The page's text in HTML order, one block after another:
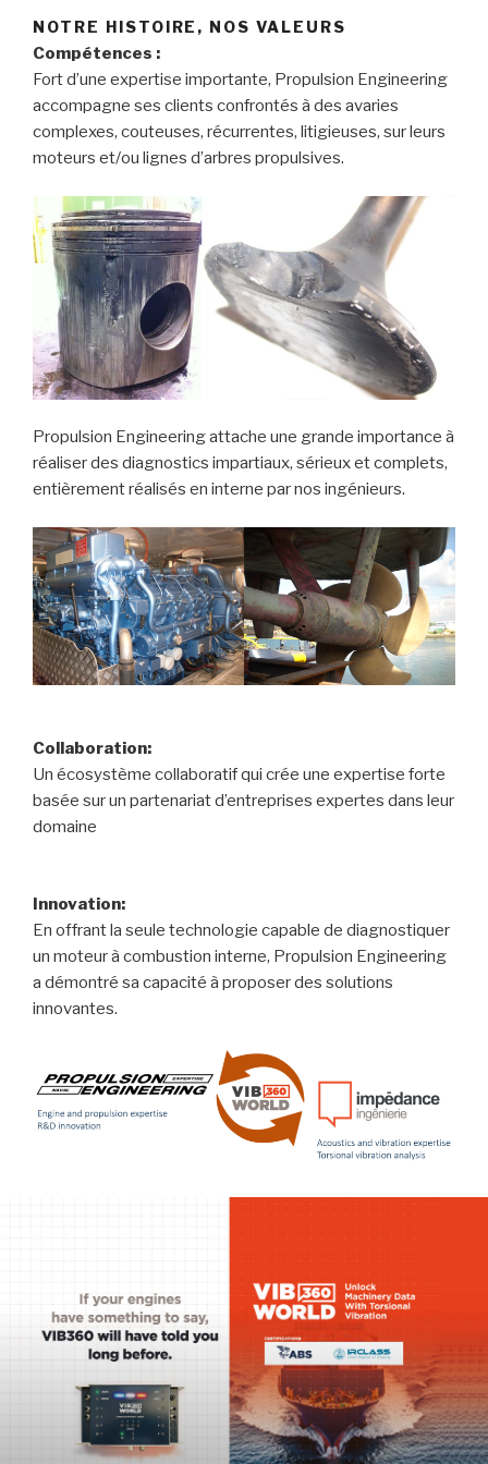
NOTRE HISTOIRE, NOS VALEURS
Compétences :
Fort d’une expertise importante, Propulsion Engineering
accompagne ses clients confrontés à des avaries
complexes, couteuses, récurrentes, litigieuses, sur leurs
moteurs et/ou lignes d’arbres propulsives.
Propulsion Engineering attache une grande importance à
réaliser des diagnostics impartiaux, sérieux et complets,
entièrement réalisés en interne par nos ingénieurs.
Collaboration:
Un écosystème collaboratif qui crée une expertise forte
basée sur un partenariat d’entreprises expertes dans leur
domaine
Innovation:
En offrant la seule technologie capable de diagnostiquer
un moteur à combustion interne, Propulsion Engineering
a démontré sa capacité à proposer des solutions
innovantes.